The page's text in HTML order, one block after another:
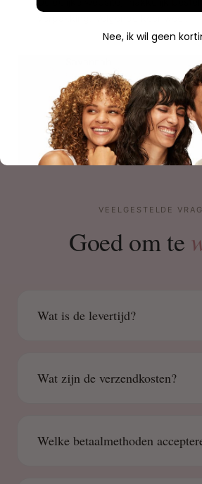
Geverifieerde aankoop
VEELGESTELDE
Goed om te
Wat is de levertijd?
Wat zijn de verzendkosten?
Welke betaalmethoden
Nee, ik wil geen